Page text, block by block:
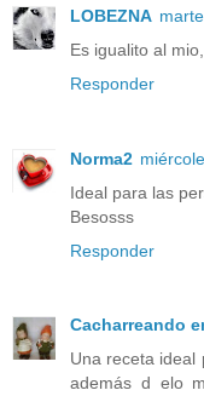
LOBEZNA
Es igualito al
Responder
Norma2
Ideal para las
Besosss
Responder
Cacharreando
Una receta ideal
además d elo